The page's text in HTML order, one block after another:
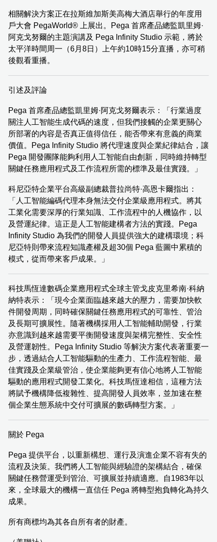
相關解決方案正在拉斯維加斯美高梅大酒店舉行的年度用
戶大會 PegaWorld® 上展出。Pega 首席產品總監凱里姆·
阿克戈努爾的主題演講及 Pega Infinity Studio 示範，將於
太平洋時間周一（6月8日）上午約10時15分直播，亦可稍
後觀看重播。
引述及評論
Pega 首席產品總監凱里姆·阿克戈努爾表示：「行業過度
關注人工智能生成代碼的速度，但我們接觸的企業更關心
所部署的內容是否真正值得信任，能否帶來有意義的商業
價值。Pega Infinity Studio 將代理速度與企業紀律結合，讓
Pega 開發團隊能夠利用人工智能自由創新，同時維持轉型
關鍵任務應用程式及工作流程所需的標準及最佳實踐。」
科尼亞特企業平台高級副總裁普拉尚特·高恩卡爾指出：
「人工智能編碼代理本身無法交付企業級應用程式。將其
工業化需要深厚的行業知識、工作流程中的人機協作，以
及營運紀律。這正是人工智能建構者方法的實踐。Pega
Infinity Studio 為我們的開發人員提供強大的建構環境；科
尼亞特則帶來流程知識產權及超30個 Pega 藍圖中累積的
模式，從而帶來客戶成果。」
科技馬恆達數碼企業應用程式全球主管戈皮克里希南·科納
納特表示：「現今企業面臨越來越大的壓力，需要加快軟
件開發周期，同時確保關鍵任務應用程式的可靠性、管治
及長期可擴展性。隨著機構採用人工智能輔助開發，行業
亦意識到越來越需要平衡開發速度與架構完整性、安全性
及營運韌性。Pega Infinity Studio 等解決方案代表著重要一
步，透過結合人工智能驅動的生產力、工作流程智能、最
佳實踐及企業級管治，使企業能夠更有信心地將人工智能
驅動的應用程式開發工業化。科技馬恆達相信，這種方法
將賦予機構降低複雜性、提高開發人員效率，並加速在整
個企業生態系統中交付可擴展的數碼轉型方案。」
關於 Pega
Pega 提供平台，以重新構想、運行及演進企業不容有失的
流程及決策。我們將人工智能與經驗證的架構結合，確保
關鍵任務營運受到管治、可擴展並持續適應。自1983年以
來，全球最大的機構一直信任 Pega 將轉型抱負轉化為持久
成果。
所有商標均為其各自所有者的財產。